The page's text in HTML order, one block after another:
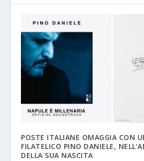
POSTE ITALIANE OMAGGIA CON
FILATELICO PINO DANIELE,
DELLA SUA NASCITA